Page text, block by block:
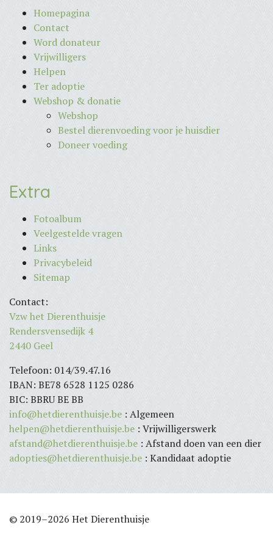
Homepagina
Contact
Word donateur
Vrijwilligers
Helpen
Ter adoptie
Webshop & donatie
Webshop
Bestel dierenvoeding voor je huisdier
Doneer voeding
Extra
Fotoalbum
Veelgestelde vragen
Links
Privacybeleid
Sitemap
Contact:
Vzw het Dierenthuisje
Rendersvensedijk 4
2440 Geel
Telefoon: 014/39.47.16
IBAN: BE78 6528 1125 0286
BIC: BBRU BE BB
info@hetdierenthuisje.be : Algemeen
helpen@hetdierenthuisje.be : Vrijwilligerswerk
afstand@hetdierenthuisje.be : Afstand doen van een dier
adopties@hetdierenthuisje.be : Kandidaat adoptie
© 2019–2026 Het Dierenthuisje